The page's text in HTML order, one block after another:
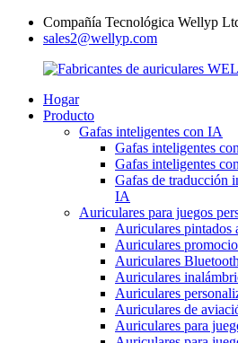
Compañía Tecnológica Wellyp
sales2@wellyp.com
Hogar
Producto
Gafas inteligentes con IA
Gafas inteligentes
Gafas inteligentes
Gafas de traducción
IA
Auriculares para juegos
Auriculares pintados
Auriculares
Auriculares
Auriculares
Auriculares
Auriculares de
Auriculares para